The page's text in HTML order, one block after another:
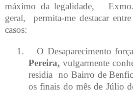
máximo da legalidade,
geral,
permita-me destacar
casos:
1. O Desaparecimento
Pereira, vulgarmente
residia
no Bairro de
os finais do mês de Júlio